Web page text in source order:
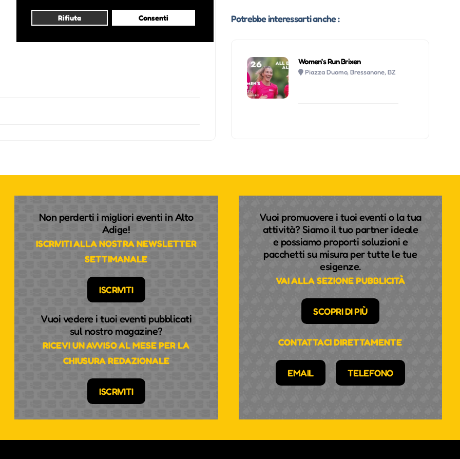
Rifiuta Consenti Potrebbe interessarti anche :
Women’s Run Brixen
Piazza Duomo, Bressanone, BZ
Non perderti i migliori eventi in Alto
Adige!
ISCRIVITI ALLA NOSTRA NEWSLETTER
SETTIMANALE
ISCRIVITI
Vuoi vedere i tuoi eventi pubblicati
sul nostro magazine?
RICEVI UN AVVISO AL MESE PER LA
CHIUSURA REDAZIONALE
ISCRIVITI
Vuoi promuovere i tuoi eventi o la tua
attività? Siamo il tuo partner ideale
e possiamo proporti soluzioni e
pacchetti su misura per tutte le tue
esigenze.
VAI ALLA SEZIONE PUBBLICITÀ
SCOPRI DI PIÙ
CONTATTACI DIRETTAMENTE
EMAIL TELEFONO